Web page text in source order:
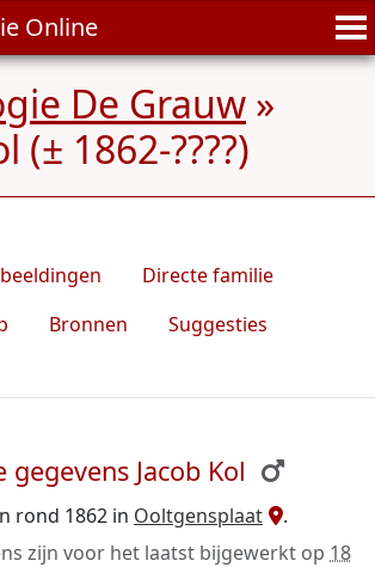
Online
De Grauw »
(± 1862-????)
Directe familie
Bronnen
Suggesties
Jacob Kol
rond 1862 in Ooltgensplaat
.
zijn voor het laatst bijgewerkt op 18